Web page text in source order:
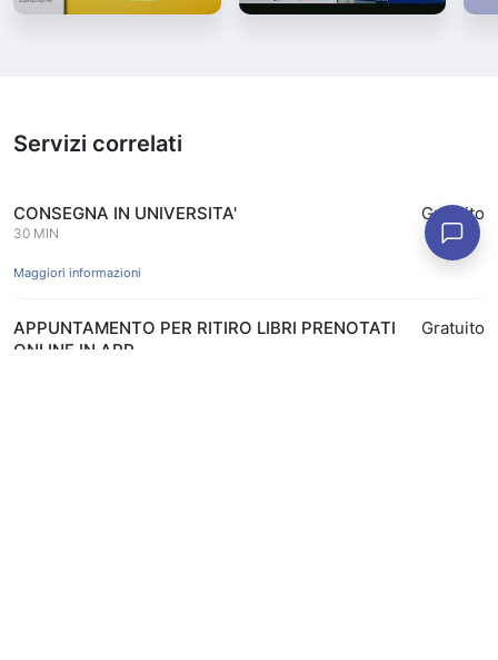
Servizi correlati
CONSEGNA IN UNIVERSITA'
30 MIN
Gratuito
Maggiori informazioni
APPUNTAMENTO PER RITIRO LIBRI PRENOTATI
ONLINE IN APP
Gratuito